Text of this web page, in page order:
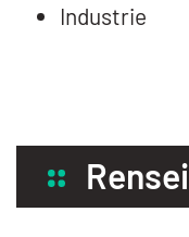
Industrie